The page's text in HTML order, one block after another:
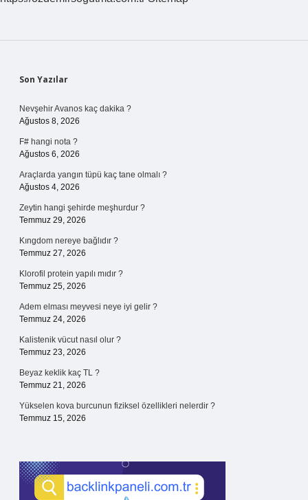
Sidebar
Son Yazılar
Nevşehir Avanos kaç dakika ?
Ağustos 8, 2026
F# hangi nota ?
Ağustos 6, 2026
Araçlarda yangın tüpü kaç tane olmalı ?
Ağustos 4, 2026
Zeytin hangi şehirde meşhurdur ?
Temmuz 29, 2026
Kıngdom nereye bağlıdır ?
Temmuz 27, 2026
Klorofil protein yapılı mıdır ?
Temmuz 25, 2026
Adem elması meyvesi neye iyi gelir ?
Temmuz 24, 2026
Kalistenik vücut nasıl olur ?
Temmuz 23, 2026
Beyaz keklik kaç TL ?
Temmuz 21, 2026
Yükselen kova burcunun fiziksel özellikleri nelerdir ?
Temmuz 15, 2026